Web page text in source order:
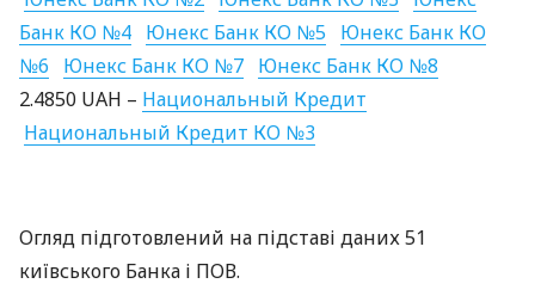
Банк КО №4 Юнекс Банк КО №5 Юнекс Банк КО
№6
Юнекс Банк КО №7 Юнекс Банк КО №8
2.4850 UAH – Национальный Кредит
Национальный Кредит КО №3
Огляд підготовлений на підставі даних 51
київського Банка і ПОВ.